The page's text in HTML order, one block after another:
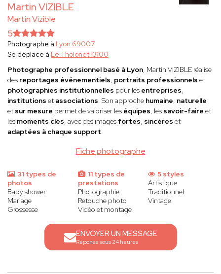
Martin VIZIBLE
Martin Vizible
Fiche photographe
5
Photographe à Lyon 69007
Se déplace à Le Tholonet 13100
Photographe professionnel basé à Lyon, Martin VIZIBLE réalise
des reportages événementiels, portraits professionnels et
photographies institutionnelles pour les entreprises,
institutions et associations. Son approche humaine, naturelle
et sur mesure permet de valoriser les équipes, les savoir-faire et
les moments clés, avec des images fortes, sincères et
adaptées à chaque support.
31 types de
photos
Baby shower
Mariage
Grossesse
11 types de
prestations
Photographie
Retouche photo
Vidéo et montage
5 styles
Artistique
Traditionnel
Vintage
ENVOYER UN MESSAGE
Réponse sous 24 heures